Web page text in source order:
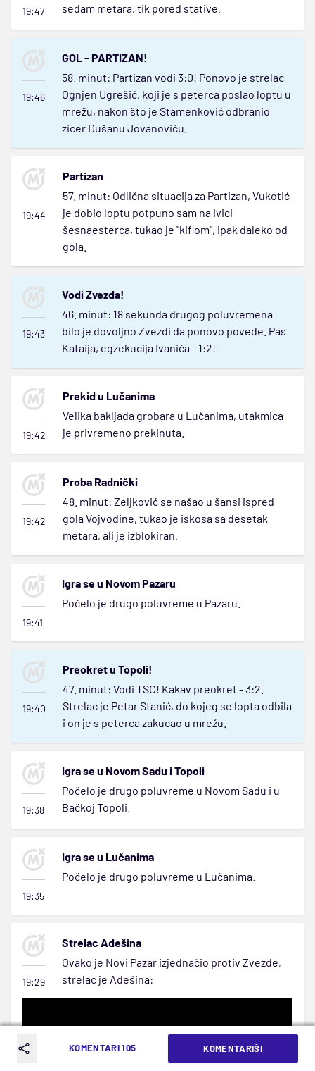
19:47
sedam metara, tik pored stative.
19:46
GOL - PARTIZAN!
58. minut: Partizan vodi 3:0! Ponovo je strelac
Ognjen Ugrešić, koji je s peterca poslao loptu u
mrežu, nakon što je Stamenković odbranio
zicer Dušanu Jovanoviću.
19:44
Partizan
57. minut: Odlična situacija za Partizan, Vukotić
je dobio loptu potpuno sam na ivici
šesnaesterca, tukao je "kiflom", ipak daleko od
gola.
19:43
Vodi Zvezda!
46. minut: 18 sekunda drugog poluvremena
bilo je dovoljno Zvezdi da ponovo povede. Pas
Kataija, egzekucija Ivanića - 1:2!
19:42
Prekid u Lučanima
Velika bakljada grobara u Lučanima, utakmica
je privremeno prekinuta.
19:42
Proba Radnički
48. minut: Zeljković se našao u šansi ispred
gola Vojvodine, tukao je iskosa sa desetak
metara, ali je izblokiran.
19:41
Igra se u Novom Pazaru
Počelo je drugo poluvreme u Pazaru.
19:40
Preokret u Topoli!
47. minut: Vodi TSC! Kakav preokret - 3:2.
Strelac je Petar Stanić, do kojeg se lopta odbila
i on je s peterca zakucao u mrežu.
19:38
Igra se u Novom Sadu i Topoli
Počelo je drugo poluvreme u Novom Sadu i u
Bačkoj Topoli.
19:35
Igra se u Lučanima
Počelo je drugo poluvreme u Lučanima.
19:29
Strelac Adešina
Ovako je Novi Pazar izjednačio protiv Zvezde,
strelac je Adešina:
KOMENTARI 105 KOMENTARIŠI